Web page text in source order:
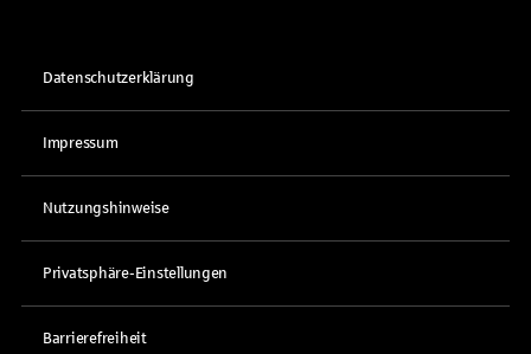
Datenschutzerklärung
Impressum
Nutzungshinweise
Privatsphäre-Einstellungen
Barrierefreiheit